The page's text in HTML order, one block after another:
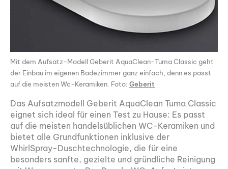
Mit dem Aufsatz-Modell Geberit AquaClean-Tuma Classic geht
der Einbau im eigenen Badezimmer ganz einfach, denn es passt
auf die meisten Wc-Keramiken. Foto: Geberit
Das Aufsatzmodell Geberit AquaClean Tuma Classic
eignet sich ideal für einen Test zu Hause: Es passt
auf die meisten handelsüblichen WC-Keramiken und
bietet alle Grundfunktionen inklusive der
WhirlSpray-Duschtechnologie, die für eine
besonders sanfte, gezielte und gründliche Reinigung